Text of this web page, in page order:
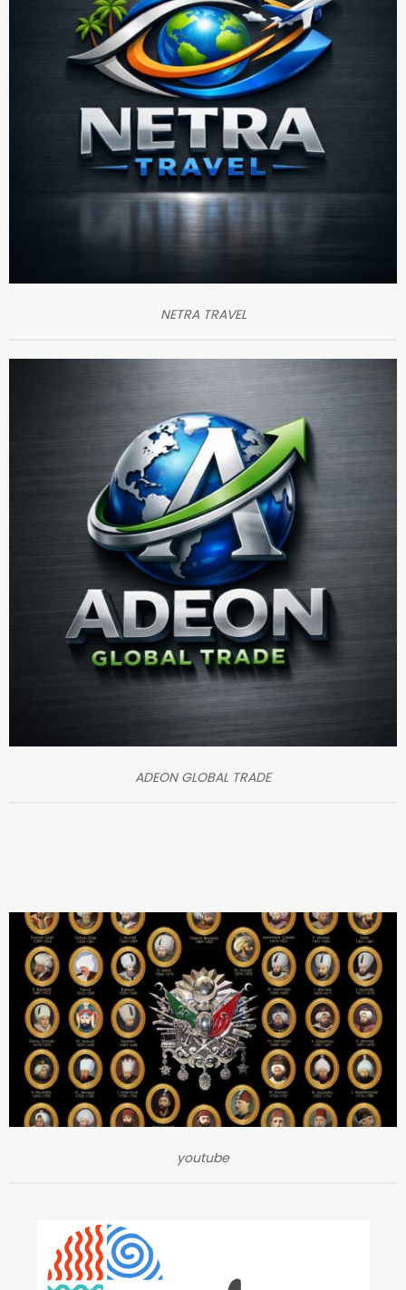
NETRA TRAVEL
ADEON GLOBAL TRADE
youtube